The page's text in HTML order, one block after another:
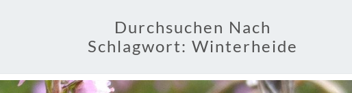
Durchsuchen Nach
Schlagwort: Winterheide